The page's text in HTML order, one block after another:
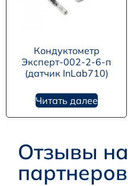
Кондуктометр
Эксперт-002-2-6-п
(датчик InLab710)
Читать далее
Отзывы
партнеров